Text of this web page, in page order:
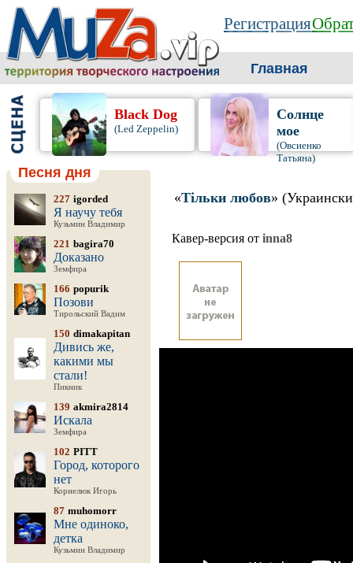
Регистрация
Главная
Black Dog
(Led Zeppelin)
Солнце
мое
(Овсиенко
Татьяна)
Песня дня
227 igorded
Я научу тебя
Кузьмин Владимир
221 bagira70
Доказано
Земфира
166 popurik
Позови
Тирольский Вадим
150 dimakapitan
Дивись же,
какими мы
стали!
Пикник
139 akmira2814
Искала
Земфира
102 PITT
Город, которого
нет
Корнелюк Игорь
87 muhomorr
Мне одиноко,
детка
Кузьмин Владимир
«Тiльки любов»
Кавер-версия от inna8